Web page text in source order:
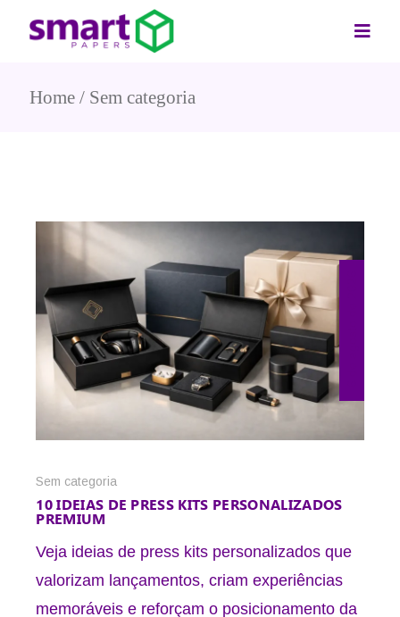
Home Sem categoria
Sem categoria
10 IDEIAS DE PRESS KITS PERSONALIZADOS
PREMIUM
Veja ideias de press kits personalizados que
valorizam lançamentos, criam experiências
memoráveis e reforçam o posicionamento da